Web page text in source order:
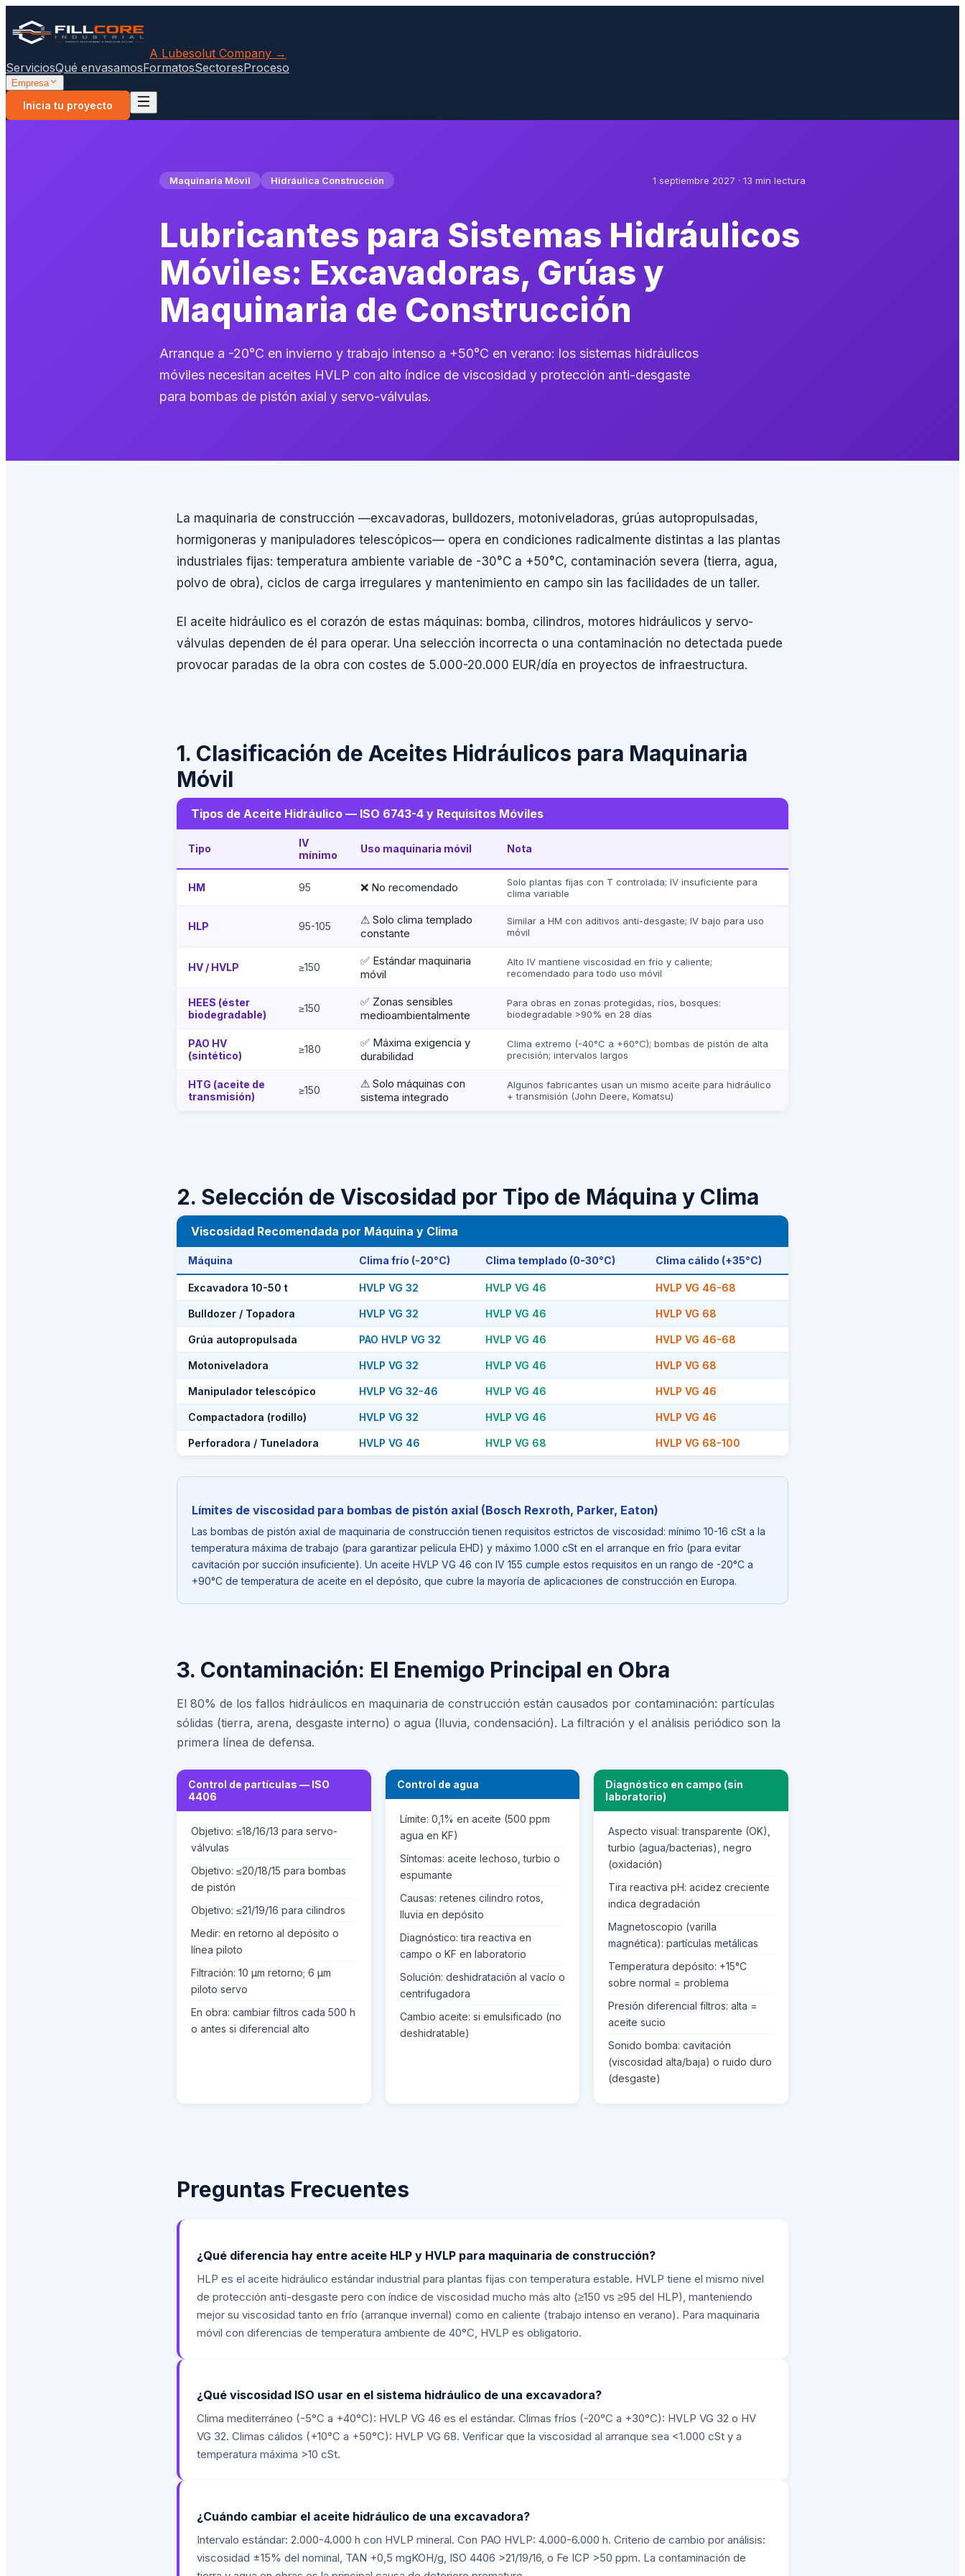
A Lubesolut Company →
ServiciosQué envasamosFormatosSectoresProceso
Empresa
Inicia tu proyecto
Maquinaria Móvil Hidráulica Construcción 1 septiembre 2027 · 13 min lectura
Lubricantes para Sistemas Hidráulicos
Móviles: Excavadoras, Grúas y
Maquinaria de Construcción
Arranque a -20°C en invierno y trabajo intenso a +50°C en verano: los sistemas hidráulicos
móviles necesitan aceites HVLP con alto índice de viscosidad y protección anti-desgaste
para bombas de pistón axial y servo-válvulas.
La maquinaria de construcción —excavadoras, bulldozers, motoniveladoras, grúas autopropulsadas,
hormigoneras y manipuladores telescópicos— opera en condiciones radicalmente distintas a las plantas
industriales fijas: temperatura ambiente variable de -30°C a +50°C, contaminación severa (tierra, agua,
polvo de obra), ciclos de carga irregulares y mantenimiento en campo sin las facilidades de un taller.
El aceite hidráulico es el corazón de estas máquinas: bomba, cilindros, motores hidráulicos y servo-
válvulas dependen de él para operar. Una selección incorrecta o una contaminación no detectada puede
provocar paradas de la obra con costes de 5.000-20.000 EUR/día en proyectos de infraestructura.
1. Clasificación de Aceites Hidráulicos para Maquinaria
Móvil
Tipos de Aceite Hidráulico — ISO 6743-4 y Requisitos Móviles
Tipo
IV
mínimo
Uso maquinaria móvil Nota
HM 95 ❌ No recomendado
Solo plantas fijas con T controlada; IV insuficiente para
clima variable
HLP 95-105
⚠ Solo clima templado
constante
Similar a HM con aditivos anti-desgaste; IV bajo para uso
móvil
HV / HVLP ≥150
✅ Estándar maquinaria
móvil
Alto IV mantiene viscosidad en frío y caliente;
recomendado para todo uso móvil
HEES (éster
biodegradable)
≥150
✅ Zonas sensibles
medioambientalmente
Para obras en zonas protegidas, ríos, bosques:
biodegradable >90% en 28 días
PAO HV
(sintético)
≥180
✅ Máxima exigencia y
durabilidad
Clima extremo (-40°C a +60°C); bombas de pistón de alta
precisión; intervalos largos
HTG (aceite de
transmisión)
≥150
⚠ Solo máquinas con
sistema integrado
Algunos fabricantes usan un mismo aceite para hidráulico
+ transmisión (John Deere, Komatsu)
2. Selección de Viscosidad por Tipo de Máquina y Clima
Viscosidad Recomendada por Máquina y Clima
Máquina Clima frío (-20°C) Clima templado (0-30°C) Clima cálido (+35°C)
Excavadora 10-50 t HVLP VG 32 HVLP VG 46 HVLP VG 46-68
Bulldozer / Topadora HVLP VG 32 HVLP VG 46 HVLP VG 68
Grúa autopropulsada PAO HVLP VG 32 HVLP VG 46 HVLP VG 46-68
Motoniveladora HVLP VG 32 HVLP VG 46 HVLP VG 68
Manipulador telescópico HVLP VG 32-46 HVLP VG 46 HVLP VG 46
Compactadora (rodillo) HVLP VG 32 HVLP VG 46 HVLP VG 46
Perforadora / Tuneladora HVLP VG 46 HVLP VG 68 HVLP VG 68-100
Límites de viscosidad para bombas de pistón axial (Bosch Rexroth, Parker, Eaton)
Las bombas de pistón axial de maquinaria de construcción tienen requisitos estrictos de viscosidad: mínimo 10-16 cSt a la
temperatura máxima de trabajo (para garantizar película EHD) y máximo 1.000 cSt en el arranque en frío (para evitar
cavitación por succión insuficiente). Un aceite HVLP VG 46 con IV 155 cumple estos requisitos en un rango de -20°C a
+90°C de temperatura de aceite en el depósito, que cubre la mayoría de aplicaciones de construcción en Europa.
3. Contaminación: El Enemigo Principal en Obra
El 80% de los fallos hidráulicos en maquinaria de construcción están causados por contaminación: partículas
sólidas (tierra, arena, desgaste interno) o agua (lluvia, condensación). La filtración y el análisis periódico son la
primera línea de defensa.
Control de partículas — ISO
4406
Objetivo: ≤18/16/13 para servo-
válvulas
Objetivo: ≤20/18/15 para bombas
de pistón
Objetivo: ≤21/19/16 para cilindros
Medir: en retorno al depósito o
línea piloto
Filtración: 10 µm retorno; 6 µm
piloto servo
En obra: cambiar filtros cada 500 h
o antes si diferencial alto
Control de agua
Límite: 0,1% en aceite (500 ppm
agua en KF)
Síntomas: aceite lechoso, turbio o
espumante
Causas: retenes cilindro rotos,
lluvia en depósito
Diagnóstico: tira reactiva en
campo o KF en laboratorio
Solución: deshidratación al vacío o
centrifugadora
Cambio aceite: si emulsificado (no
deshidratable)
Diagnóstico en campo (sin
laboratorio)
Aspecto visual: transparente (OK),
turbio (agua/bacterias), negro
(oxidación)
Tira reactiva pH: acidez creciente
indica degradación
Magnetoscopio (varilla
magnética): partículas metálicas
Temperatura depósito: +15°C
sobre normal = problema
Presión diferencial filtros: alta =
aceite sucio
Sonido bomba: cavitación
(viscosidad alta/baja) o ruido duro
(desgaste)
Preguntas Frecuentes
¿Qué diferencia hay entre aceite HLP y HVLP para maquinaria de construcción?
HLP es el aceite hidráulico estándar industrial para plantas fijas con temperatura estable. HVLP tiene el mismo nivel
de protección anti-desgaste pero con índice de viscosidad mucho más alto (≥150 vs ≥95 del HLP), manteniendo
mejor su viscosidad tanto en frío (arranque invernal) como en caliente (trabajo intenso en verano). Para maquinaria
móvil con diferencias de temperatura ambiente de 40°C, HVLP es obligatorio.
¿Qué viscosidad ISO usar en el sistema hidráulico de una excavadora?
Clima mediterráneo (-5°C a +40°C): HVLP VG 46 es el estándar. Climas fríos (-20°C a +30°C): HVLP VG 32 o HV
VG 32. Climas cálidos (+10°C a +50°C): HVLP VG 68. Verificar que la viscosidad al arranque sea <1.000 cSt y a
temperatura máxima >10 cSt.
¿Cuándo cambiar el aceite hidráulico de una excavadora?
Intervalo estándar: 2.000-4.000 h con HVLP mineral. Con PAO HVLP: 4.000-6.000 h. Criterio de cambio por análisis:
viscosidad ±15% del nominal, TAN +0,5 mgKOH/g, ISO 4406 >21/19/16, o Fe ICP >50 ppm. La contaminación de